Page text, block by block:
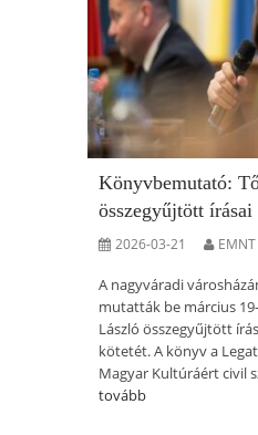
Könyvbemutató:
összegyűjtött írásai
2026-03-21 EMNT
A nagyváradi
mutatták be március
László összegyűjtött
kötetét. A könyv a
Magyar Kultúráért civil
tovább